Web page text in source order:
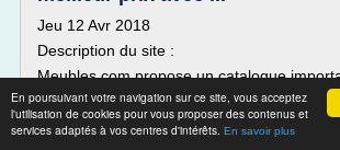
En poursuivant votre navigation sur ce site, vous acceptez
l'utilisation de cookies pour vous proposer des contenus et
services adaptés à vos centres d'intérêts. En savoir plus
Jeu 12 Avr 2018
Description du site :
Meubles.com propose un catalogue
pour le salon, salle à manger, bureau,
coucher,... Meubles tous styles et mobilier
discount. Livraison en France est gratuite